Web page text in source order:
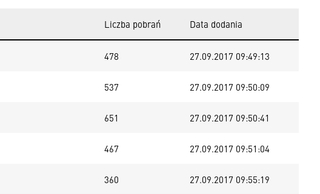
Liczba pobrań Data dodania
478 27.09.2017 09:49:13
537 27.09.2017 09:50:09
651 27.09.2017 09:50:41
467 27.09.2017 09:51:04
360 27.09.2017 09:55:19